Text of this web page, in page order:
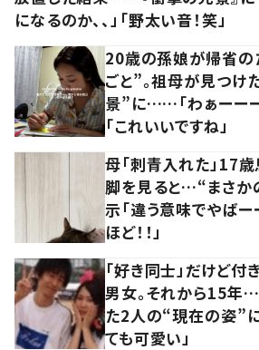
になるのか、、」「野太い音！笑」
20歳の孫娘が帰省の
ごと”。祖母が見つけ
景”に……「わぁーーー
「これいいですね」
母「刺青入れた」17歳
脚を見ると…“まさ
示「違う意味でやばー
ほど！！」
「好き同士」だけど付
男女。それから15年
た2人の“現在の姿”
ても可愛い」